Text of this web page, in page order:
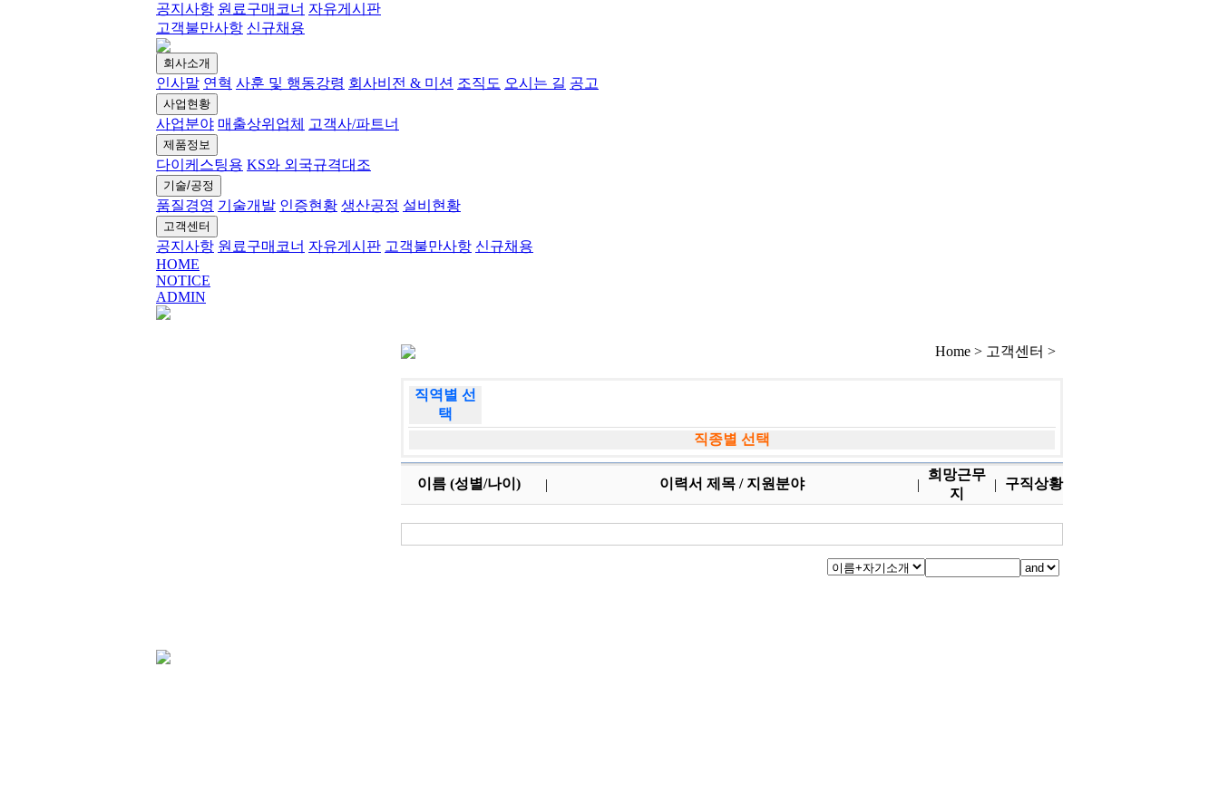
공지사항 원료구매코너 자유게시판
고객불만사항 신규채용
회사소개
인사말 연혁 사훈 및 행동강령 회사비전 & 미션 조직도 오시는 길 공고
사업현황
사업분야 매출상위업체 고객사/파트너
제품정보
다이케스팅용 KS와 외국규격대조
기술/공정
품질경영 기술개발 인증현황 생산공정 설비현황
고객센터
공지사항 원료구매코너 자유게시판 고객불만사항 신규채용
HOME
NOTICE
ADMIN
Home > 고객센터 >
직역별 선
택
직종별 선택
이름 (성별/나이) | 이력서 제목 / 지원분야 |
희망근무
지
| 구직상황